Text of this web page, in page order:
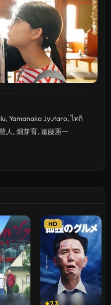
, Yamanaka Jyutaro,ไทกิ
人, 畑芽育, 遠藤憲一
7.3
HD